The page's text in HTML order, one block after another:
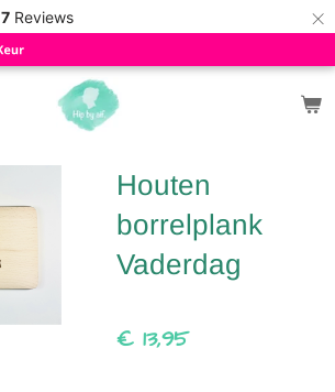
7 Reviews ×
Houten
borrelplank
Vaderdag
€ 13,95